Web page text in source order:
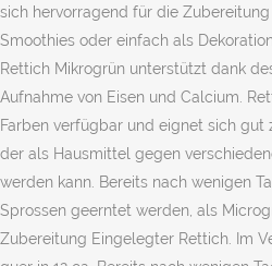
sich hervorragend für die
Smoothies oder einfach als
Rettich Mikrogrün unterstützt dank
Aufnahme von Eisen und Calcium.
Farben verfügbar und eignet sich gut
der als Hausmittel gegen
werden kann. Bereits nach wenigen
Sprossen geerntet werden, als
Zubereitung Eingelegter Rettich. Im